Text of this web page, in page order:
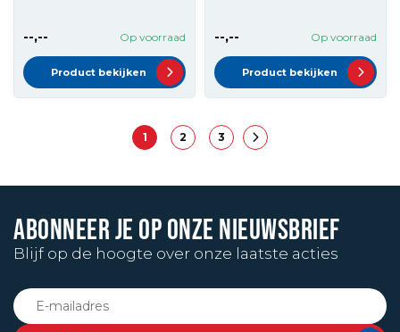
--,-- Op voorraad
Product bekijken
--,-- Op voorraad
Product bekijken
1 2 3
ABONNEER JE OP ONZE NIEUWSBRIEF
Blijf op de hoogte over onze laatste acties